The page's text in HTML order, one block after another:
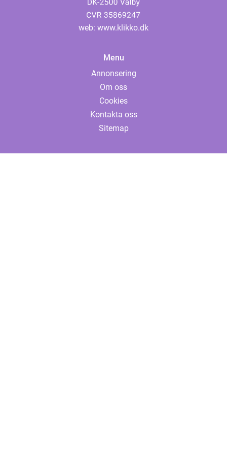
web: www.klikko.dk
Menu
Annonsering
Om oss
Cookies
Kontakta oss
Sitemap